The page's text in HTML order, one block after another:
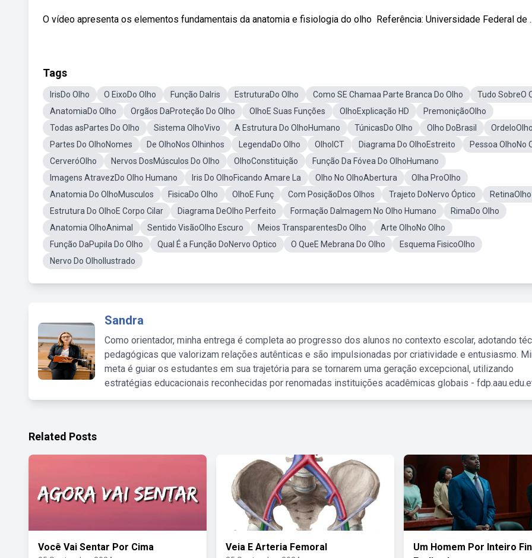
O vídeo apresenta os elementos fundamentais da anatomia e fisiologia do olho ‍ Referência: Universidade Federal de
Tags
IrisDo Olho O EixoDo Olho Função DaIris EstruturaDo Olho Como SE Chamaa Parte Branca Do Olho
Tudo SobreO
AnatomiaDo Olho
Orgãos DaProteção Do Olho OlhoE Suas Funções OlhoExplicação HD
PremoniçãoOlho
Todas asPartes Do Olho
Sistema OlhoVivo A Estrutura Do OlhoHumano TúnicasDo Olho Olho DoBrasil
Partes Do OlhoNomes
De OlhoNos Olhinhos LegendaDo Olho OlhoICT Diagrama Do OlhoEstreito
Pessoa OlhoNo
CerveróOlho
Nervos DosMúsculos Do Olho OlhoConstituição
Função Da Fóvea Do OlhoHumano
Imagens AtravezDo Olho Humano
Iris Do OlhoFicando Amare La Olho No OlhoAbertura
Olha ProOlho
Anatomia Do OlhoMusculos
FisicaDo Olho OlhoE Funç Com PosiçãoDos Olhos Trajeto DoNervo Óptico
RetinaOlho
Estrutura Do OlhoE Corpo Cilar
Diagrama DeOlho Perfeito Formação DaImagem No Olho Humano
RimaDo Olho
Anatomia OlhoAnimal
Sentido VisãoOlho Escuro Meios TransparentesDo Olho
Arte OlhoNo Olho
Função DaPupila Do Olho
Qual É a Função DoNervo Optico O QueE Mebrana Do Olho
Esquema FisicoOlho
Nervo Do OlhoIlustrado
Sandra
Como orientador, minha entrega é completa ao progresso dos alunos no contexto escolar, adotando
pedagógicas que valorizam relações autênticas e são impulsionadas por criatividade e entusiasmo.
meta é guiar os estudantes em sua trajetória para se tornarem uma geração excepcional, utilizando
estratégias educacionais reconhecidas por renomadas instituições acadêmicas globais -
Related Posts
Você Vai Sentar Por Cima Veia E Arteria Femoral
Um Homem Por Inteiro